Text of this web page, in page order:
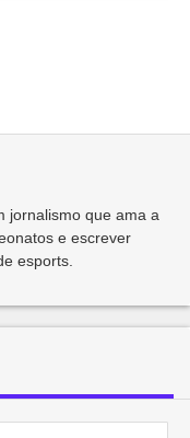
jornalismo que ama a
e escrever
esports.